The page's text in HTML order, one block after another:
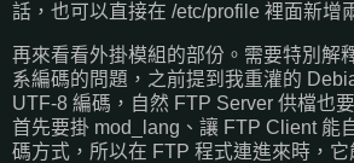
話，也可以直接在 /etc/profile 裡面新增
再來看看外掛模組的部份。需要特別解
系編碼的問題，之前提到我重灌的
UTF-8 編碼，自然 FTP Server 供檔也
首先要掛 mod_lang、讓 FTP Client 能
碼方式，所以在 FTP 程式連進來時，